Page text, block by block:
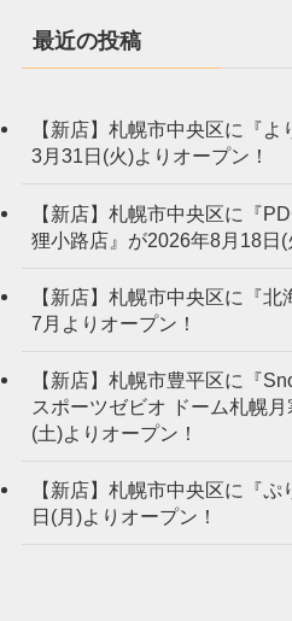
最近の投稿
【新店】札幌市中央区に『
3月31日(火)よりオープン！
【新店】札幌市中央区に『
狸小路店』が2026年8月18日(
【新店】札幌市中央区に『
7月よりオープン！
【新店】札幌市豊平区に『
スポーツゼビオ ドーム札幌
(土)よりオープン！
【新店】札幌市中央区に『
日(月)よりオープン！